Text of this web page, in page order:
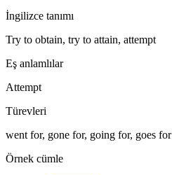
İngilizce tanımı
Try to obtain, try to attain, attempt
Eş anlamlılar
Attempt
Türevleri
went for, gone for, going for, goes for
Örnek cümle